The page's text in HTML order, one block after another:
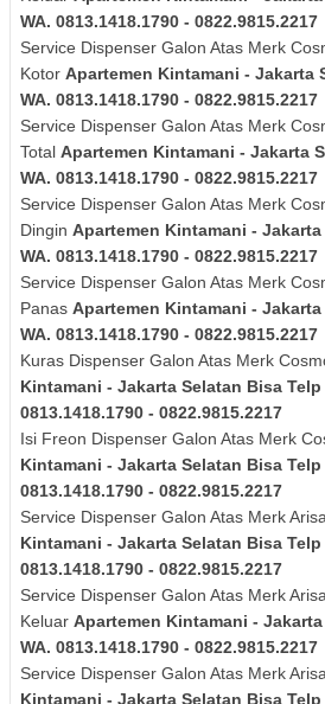
WA. 0813.1418.1790 - 0822.9815.2217
Service Dispenser Galon Atas Merk
Kotor Apartemen Kintamani - Jakarta
WA. 0813.1418.1790 - 0822.9815.2217
Service Dispenser Galon Atas Merk
Total Apartemen Kintamani - Jakarta
WA. 0813.1418.1790 - 0822.9815.2217
Service Dispenser Galon Atas Merk
Dingin Apartemen Kintamani -
WA. 0813.1418.1790 - 0822.9815.2217
Service Dispenser Galon Atas Merk
Panas Apartemen Kintamani -
WA. 0813.1418.1790 - 0822.9815.2217
Kuras Dispenser Galon Atas Merk
Kintamani - Jakarta Selatan Bisa Telp
0813.1418.1790 - 0822.9815.2217
Isi Freon Dispenser Galon Atas Merk
Kintamani - Jakarta Selatan Bisa Telp
0813.1418.1790 - 0822.9815.2217
Service Dispenser Galon Atas Merk
Kintamani - Jakarta Selatan Bisa Telp
0813.1418.1790 - 0822.9815.2217
Service Dispenser Galon Atas Merk Arisa
Keluar Apartemen Kintamani -
WA. 0813.1418.1790 - 0822.9815.2217
Service Dispenser Galon Atas Merk Arisa
Kintamani - Jakarta Selatan Bisa Telp